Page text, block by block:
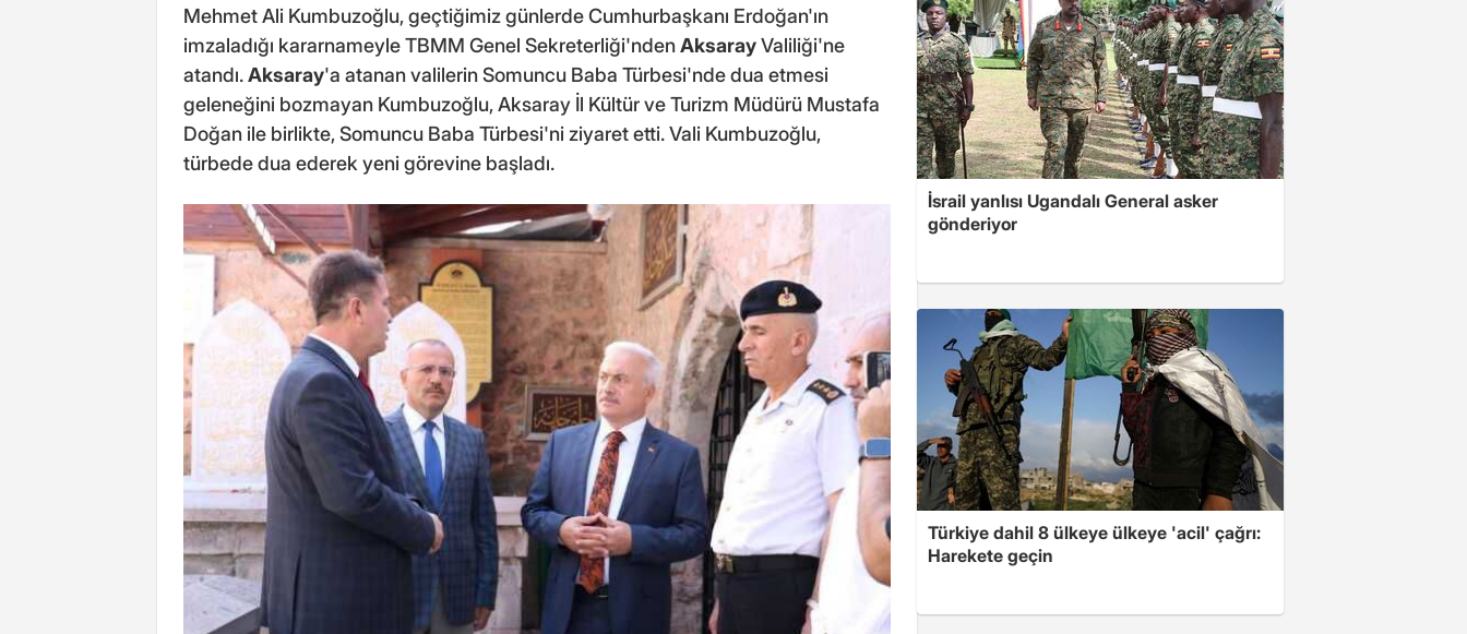
Mehmet Ali Kumbuzoğlu, geçtiğimiz günlerde Cumhurbaşkanı Erdoğan'ın
imzaladığı kararnameyle TBMM Genel Sekreterliği'ndenAksarayValiliği'ne
atandı.Aksaray'a atanan valilerin Somuncu Baba Türbesi'nde dua etmesi
geleneğini bozmayan Kumbuzoğlu, Aksaray İl Kültür ve Turizm Müdürü Mustafa
Doğan ile birlikte, Somuncu Baba Türbesi'ni ziyaret etti. Vali Kumbuzoğlu,
türbede dua ederek yeni görevine başladı.
İsrail yanlısı Ugandalı General asker
gönderiyor
Türkiye dahil 8 ülkeye ülkeye 'acil' çağrı:
Harekete geçin